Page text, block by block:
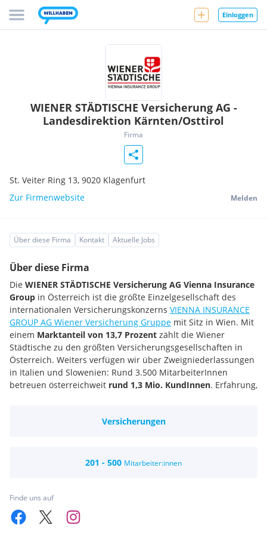
Einloggen
WIENER STÄDTISCHE Versicherung AG -
Landesdirektion Kärnten/Osttirol
Firma
St. Veiter Ring 13, 9020 Klagenfurt
Zur Firmenwebsite
Melden
Über diese Firma Kontakt Aktuelle Jobs
Über diese Firma
Die WIENER STÄDTISCHE Versicherung AG Vienna Insurance
Group in Österreich ist die größte Einzelgesellschaft des
internationalen Versicherungskonzerns VIENNA INSURANCE
GROUP AG Wiener Versicherung Gruppe mit Sitz in Wien. Mit
einem Marktanteil von 13,7 Prozent zählt die Wiener
Städtische zu den größten Versicherungsgesellschaften in
Österreich. Weiters verfügen wir über Zweigniederlassungen
in Italien und Slowenien: Rund 3.500 MitarbeiterInnen
betreuen österreichweit rund 1,3 Mio. KundInnen. Erfahrung,
haben“ – gelebte Realität seit mehr als 190 Jahren.
Rund 200 MitarbeiterInnen kümmern sich täglich um die
Niveau zu bieten, setzt die Landesdirektion Kärnten/Osttirol
laufend auf Recruiting und die Ausbildung neuer
MitarbeiterInnen.
Versicherungen
201 - 500 Mitarbeiter:innen
Finde uns auf